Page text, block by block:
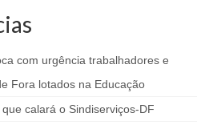
com urgência trabalhadores e
Fora lotados na Educação
calará o Sindiserviços-DF